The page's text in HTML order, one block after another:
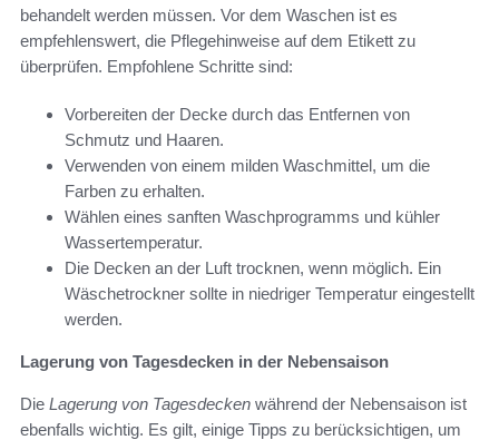
behandelt werden müssen. Vor dem Waschen ist es
empfehlenswert, die Pflegehinweise auf dem Etikett zu
überprüfen. Empfohlene Schritte sind:
Vorbereiten der Decke durch das Entfernen von
Schmutz und Haaren.
Verwenden von einem milden Waschmittel, um die
Farben zu erhalten.
Wählen eines sanften Waschprogramms und kühler
Wassertemperatur.
Die Decken an der Luft trocknen, wenn möglich. Ein
Wäschetrockner sollte in niedriger Temperatur eingestellt
werden.
Lagerung von Tagesdecken in der Nebensaison
Die Lagerung von Tagesdecken während der Nebensaison ist
ebenfalls wichtig. Es gilt, einige Tipps zu berücksichtigen, um